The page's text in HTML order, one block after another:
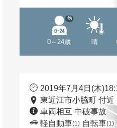
0～24歳
他
晴
2019年7月4日(木
東近江市小脇町 付近
車両相互 中破事故
軽自動車(1) 自転車(1)